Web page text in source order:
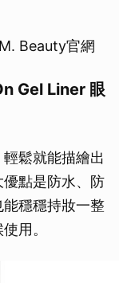
Beauty官網
Gel Liner 眼
鬆就能描繪出
點是防水、防
穩穩持妝一整
用。